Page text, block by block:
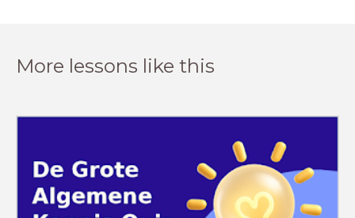
More lessons like this